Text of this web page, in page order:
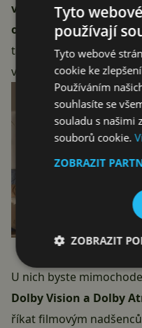
výkonnějšími
operační pamětí
takže na nich systém
výsady nemají i menší
U nich byste
Dolby Vision a Dolby
říkat filmovým
Tyto
používají
Tyto webové
cookie ke
Používáním
souhlasíte se
souladu s našimi
souborů cookie.
ZOBRAZIT
ZOBRAZIT